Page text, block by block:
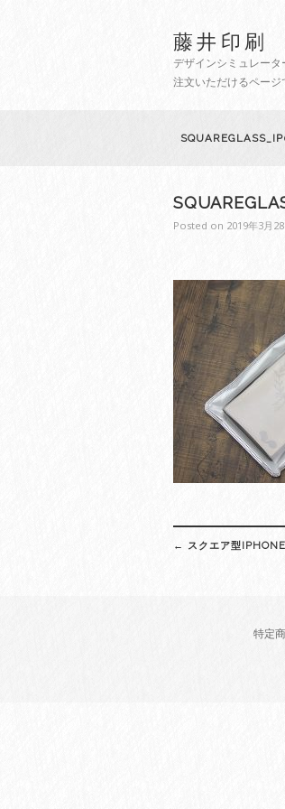
藤井印刷
デザインシミュレータ
注文いただけるページ
Posted on 2019年3月28
navigation
← スクエア型
特定